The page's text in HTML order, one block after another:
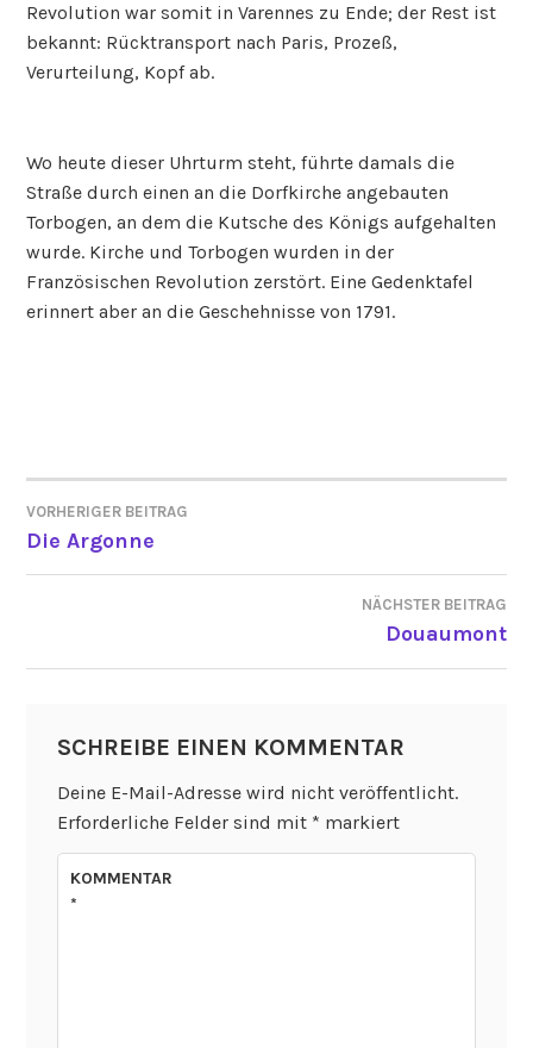
Revolution war somit in Varennes zu Ende; der Rest ist
bekannt: Rücktransport nach Paris, Prozeß,
Verurteilung, Kopf ab.
Wo heute dieser Uhrturm steht, führte damals die
Straße durch einen an die Dorfkirche angebauten
Torbogen, an dem die Kutsche des Königs aufgehalten
wurde. Kirche und Torbogen wurden in der
Französischen Revolution zerstört. Eine Gedenktafel
erinnert aber an die Geschehnisse von 1791.
BEITRAGSNAVIGATION
VORHERIGER BEITRAG
Die Argonne
NÄCHSTER BEITRAG
Douaumont
SCHREIBE EINEN KOMMENTAR
Deine E-Mail-Adresse wird nicht veröffentlicht.
Erforderliche Felder sind mit * markiert
KOMMENTAR
*